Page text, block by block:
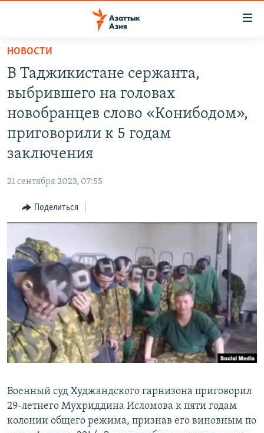
Вернуться
основному
содержанию
Вернутся
главной
навигации
КАЗАХСТАН
КЫРГЫЗСТАН
НОВОСТИ
ВОЙНА В УКРАИНЕ
ТОҶИКӢ
ПОДПИШИТЕСЬ НА НАС В СОЦСЕТЯХ
Все сайты РСЕ/РС
НОВОСТИ
В Таджикистане сержанта,
выбрившего на головах
новобранцев слово «Конибодом»,
приговорили к 5 годам
заключения
21 сентября 2023, 07:55
Поделиться
Военный суд Худжандского гарнизона приговорил
29-летнего Мухриддина Исломова к пяти годам
колонии общего режима, признав его виновным по